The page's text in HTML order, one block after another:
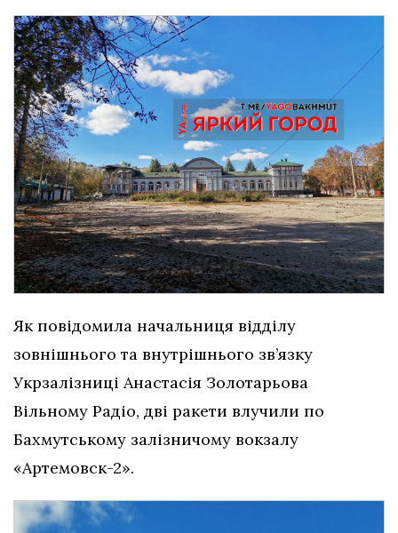
Як повідомила начальниця відділу
зовнішнього та внутрішнього зв’язку
Укрзалізниці Анастасія Золотарьова
Вільному Радіо, дві ракети влучили по
Бахмутському залізничому вокзалу
«Артемовск-2».